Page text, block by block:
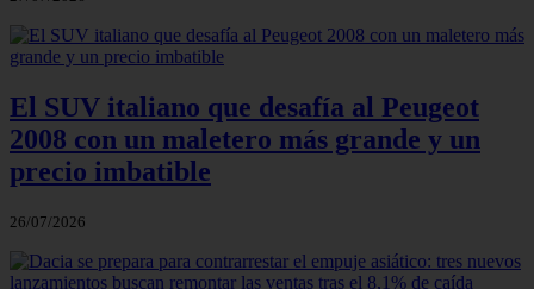
El SUV italiano que desafía al Peugeot
2008 con un maletero más grande y un
precio imbatible
26/07/2026